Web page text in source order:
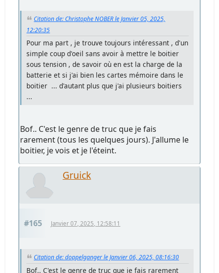
Citation de: Christophe NOBER le Janvier 05, 2025,
12:20:35
Pour ma part , je trouve toujours intéressant , d'un
simple coup d'oeil sans avoir à mettre le boitier
sous tension , de savoir où en est la charge de la
batterie et si j'ai bien les cartes mémoire dans le
boitier ... d'autant plus que j'ai plusieurs boitiers
...
Bof.. C'est le genre de truc que je fais
rarement (tous les quelques jours). J'allume le
boitier, je vois et je l'éteint.
Gruick
#165 Janvier 07, 2025, 12:58:11
Citation de: doppelganger le Janvier 06, 2025, 08:16:30
Bof.. C'est le genre de truc que je fais rarement